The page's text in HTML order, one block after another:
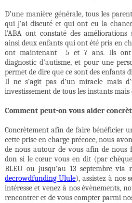
D’une manière générale, tous les
qui j’ai discuté et qui ont eu la
l’ABA ont constaté des améliorations
ainsi deux enfants qui ont été pris en
ont maintenant
5 et 7 ans. Ils ont
diagnostic d’autisme, et pour une
permet de dire que ce sont des enfants
Il ne s’agit pas d’un miracle mais
investissement de tous les instants
Comment peut-on vous aider
Concrètement afin de faire bénéficier
cette prise en charge précoce, nous
de nous autour de vous afin de nous
don si le cœur vous en dit (par
BLEU ou jusqu’au 13 septembre
decrowdfunding Ulule), assistez à nos
intéresse et venez à nos évènements,
rencontrer et de vous compter parmi